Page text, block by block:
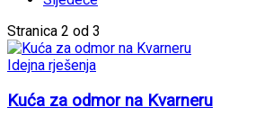
Stranica 2 od 3
Idejna rješenja
Kuća za odmor na Kvarneru